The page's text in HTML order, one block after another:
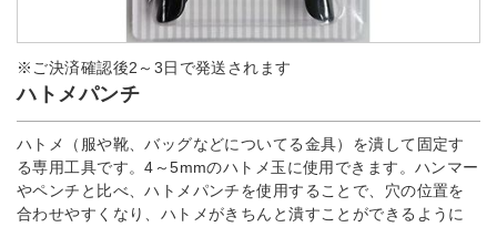
※ご決済確認後2～3日で発送されます
ハトメパンチ
ハトメ（服や靴、バッグなどについてる金具）を潰して固定す
る専用工具です。4～5mmのハトメ玉に使用できます。ハンマー
やペンチと比べ、ハトメパンチを使用することで、穴の位置を
合わせやすくなり、ハトメがきちんと潰すことができるように